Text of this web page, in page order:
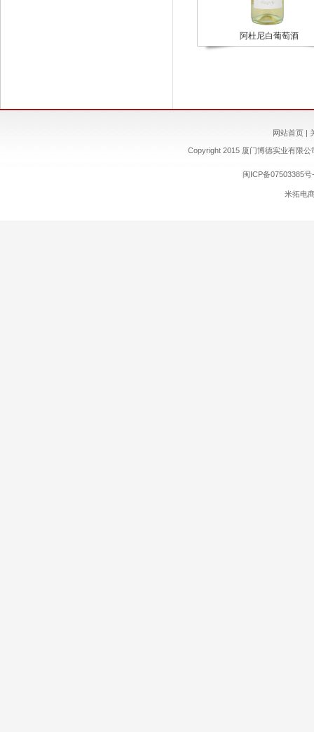
阿杜尼白葡萄酒
网站首页|
Copyright 2015 厦门博德实业有限
闽ICP备07503385号
米拓电